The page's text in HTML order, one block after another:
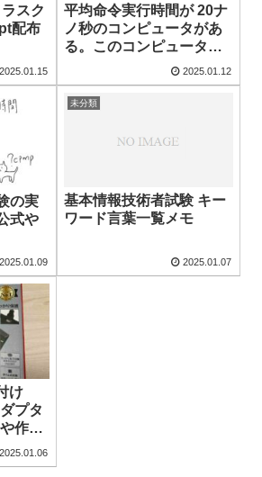
スク
配布
2025.01.15
平均命令実行時間が 20ナ
ノ秒のコンピュータがあ
る。このコンピュータの
性能は何MIPSか。2025.01.12
の実
式や
2025.01.09
未分類
基本情報技術者試験 キー
ワード言葉一覧メモ
2025.01.07
け
プタ
作業
2025.01.06